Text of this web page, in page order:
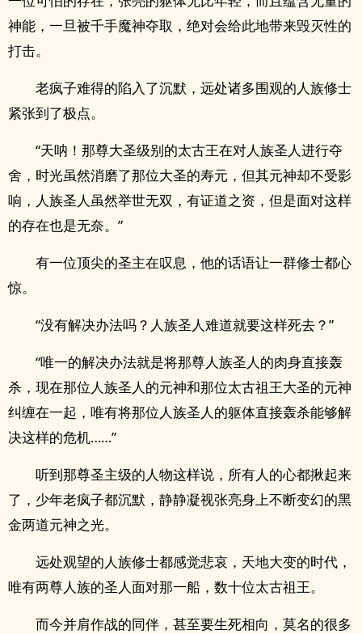
神能，一旦被千手魔神夺取，绝对会给此地带来毁灭性的
打击。
老疯子难得的陷入了沉默，远处诸多围观的人族修士
紧张到了极点。
“天呐！那尊大圣级别的太古王在对人族圣人进行夺
舍，时光虽然消磨了那位大圣的寿元，但其元神却不受影
响，人族圣人虽然举世无双，有证道之资，但是面对这样
的存在也是无奈。”
有一位顶尖的圣主在叹息，他的话语让一群修士都心
惊。
“没有解决办法吗？人族圣人难道就要这样死去？”
“唯一的解决办法就是将那尊人族圣人的肉身直接轰
杀，现在那位人族圣人的元神和那位太古祖王大圣的元神
纠缠在一起，唯有将那位人族圣人的躯体直接轰杀能够解
决这样的危机……”
听到那尊圣主级的人物这样说，所有人的心都揪起来
了，少年老疯子都沉默，静静凝视张亮身上不断变幻的黑
金两道元神之光。
远处观望的人族修士都感觉悲哀，天地大变的时代，
唯有两尊人族的圣人面对那一船，数十位太古祖王。
而今并肩作战的同伴，甚至要生死相向，莫名的很多